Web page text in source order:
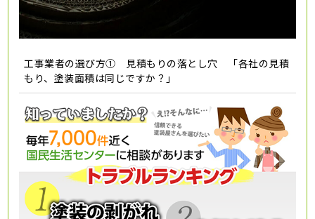
工事業者の選び方① 見積もりの落とし穴 「各社の見積
もり、塗装面積は同じですか？」